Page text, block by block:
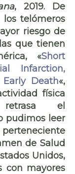
, 2019. De
los telómeros
riesgo de
que tienen
«Short
Infarction,
Death«,
física
retrasa el
pudimos leer
de Salud
Unidos,
con mayores